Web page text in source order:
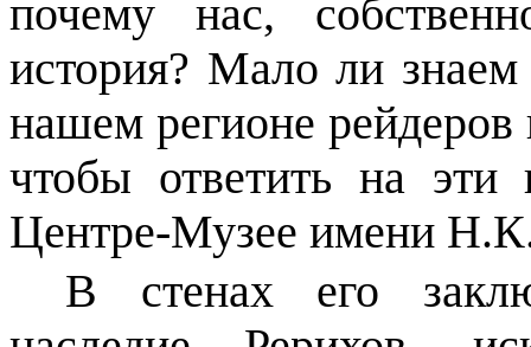
почему нас,
история? Мало ли
нашем регионе
чтобы ответить на
Центре-Музее имени
В стенах его